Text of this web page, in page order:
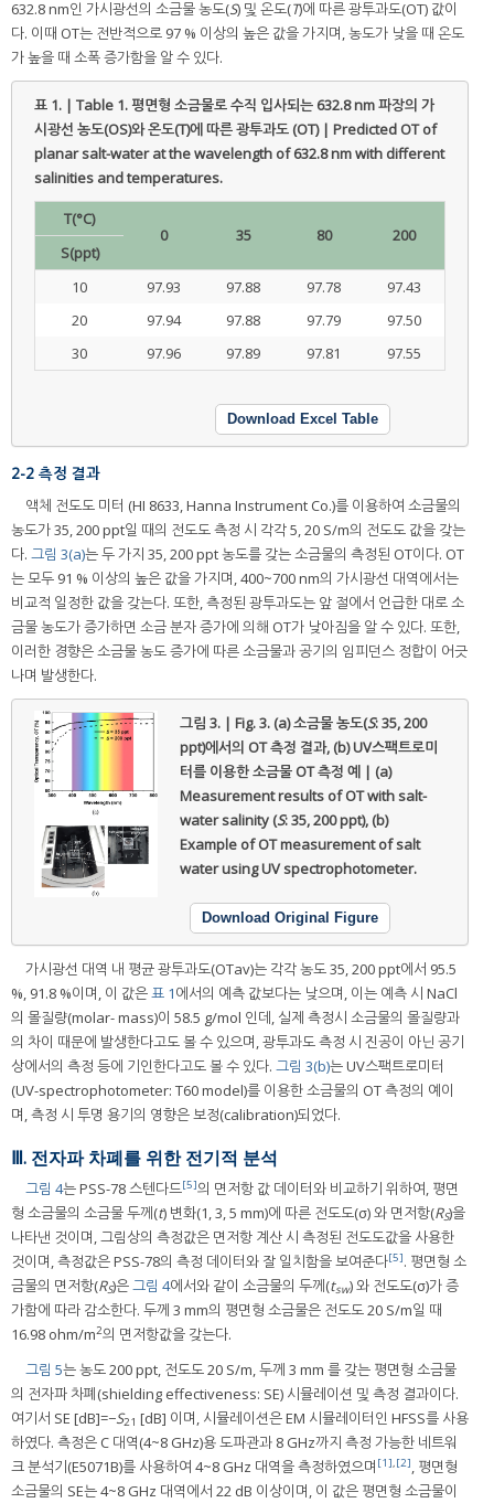
632.8 nm인 가시광선의 소금물 농도(S) 및 온도(T)에 따른 광투과도(OT) 값이
다. 이때 OT는 전반적으로 97 % 이상의 높은 값을 가지며, 농도가 낮을 때 온도
가 높을 때 소폭 증가함을 알 수 있다.
표 1. | Table 1.평면형 소금물로 수직 입사되는 632.8 nm 파장의 가
시광선 농도(OS)와 온도(T)에 따른 광투과도 (OT) | Predicted OT of
planar salt-water at the wavelength of 632.8 nm with different
salinities and temperatures.
T(°C)
0
35 80
200
S(ppt)
10
97.93 97.88 97.78
97.43
20
97.94 97.88 97.79
97.50
30
97.96 97.89 97.81 97.55
Download Excel Table
2-2 측정 결과
액체 전도도 미터 (HI 8633, Hanna Instrument Co.)를 이용하여 소금물의
농도가 35, 200 ppt일 때의 전도도 측정 시 각각 5, 20 S/m의 전도도 값을 갖는
다. 그림 3(a)는 두 가지 35, 200 ppt 농도를 갖는 소금물의 측정된 OT이다. OT
는 모두 91 % 이상의 높은 값을 가지며, 400~700 nm의 가시광선 대역에서는
비교적 일정한 값을 갖는다. 또한, 측정된 광투과도는 앞 절에서 언급한 대로 소
금물 농도가 증가하면 소금 분자 증가에 의해 OT가 낮아짐을 알 수 있다. 또한,
이러한 경향은 소금물 농도 증가에 따른 소금물과 공기의 임피던스 정합이 어긋
나며 발생한다.
그림 3. | Fig. 3. (a) 소금물 농도(S: 35, 200
ppt)에서의 OT 측정 결과, (b) UV스팩트로미
터를 이용한 소금물 OT 측정 예 | (a)
Measurement results of OT with salt-
water salinity (S: 35, 200 ppt), (b)
Example of OT measurement of salt
water using UV spectrophotometer.
Download Original Figure
가시광선 대역 내 평균 광투과도(OTav)는 각각 농도 35, 200 ppt에서 95.5
%, 91.8 %이며, 이 값은표 1에서의 예측 값보다는 낮으며, 이는 예측 시 NaCl
의 몰질량(molar- mass)이 58.5 g/mol 인데, 실제 측정시 소금물의 몰질량과
의 차이 때문에 발생한다고도 볼 수 있으며, 광투과도 측정 시 진공이 아닌 공기
상에서의 측정 등에 기인한다고도 볼 수 있다. 그림 3(b)는 UV스팩트로미터
(UV-spectrophotometer: T60 model)를 이용한 소금물의 OT 측정의 예이
며, 측정 시 투명 용기의 영향은 보정(calibration)되었다.
Ⅲ. 전자파 차폐를 위한 전기적 분석
그림 4는 PSS-78 스텐다드[5]의 면저항 값 데이터와 비교하기 위하여, 평면
형 소금물의 소금물 두께(t) 변화(1, 3, 5 mm)에 따른 전도도(σ) 와 면저항(RS)을
나타낸 것이며, 그림상의 측정값은 면저항 계산 시 측정된 전도도값을 사용한
것이며, 측정값은 PSS-78의 측정 데이터와 잘 일치함을 보여준다[5]. 평면형 소
금물의 면저항(RS)은그림 4에서와 같이 소금물의 두께(tsw) 와 전도도(σ)가 증
가함에 따라 감소한다. 두께 3 mm의 평면형 소금물은 전도도 20 S/m일 때
16.98 ohm/m2의 면저항값을 갖는다.
그림 5는 농도 200 ppt, 전도도 20 S/m, 두께 3 mm 를 갖는 평면형 소금물
의 전자파 차폐(shielding effectiveness: SE) 시뮬레이션 및 측정 결과이다.
여기서 SE [dB]=−S21 [dB] 이며, 시뮬레이션은 EM 시뮬레이터인 HFSS를 사용
하였다. 측정은 C 대역(4~8 GHz)용 도파관과 8 GHz까지 측정 가능한 네트워
크 분석기(E5071B)를 사용하여 4~8 GHz 대역을 측정하였으며 [1],[2], 평면형
소금물의 SE는 4~8 GHz 대역에서 22 dB 이상이며, 이 값은 평면형 소금물이